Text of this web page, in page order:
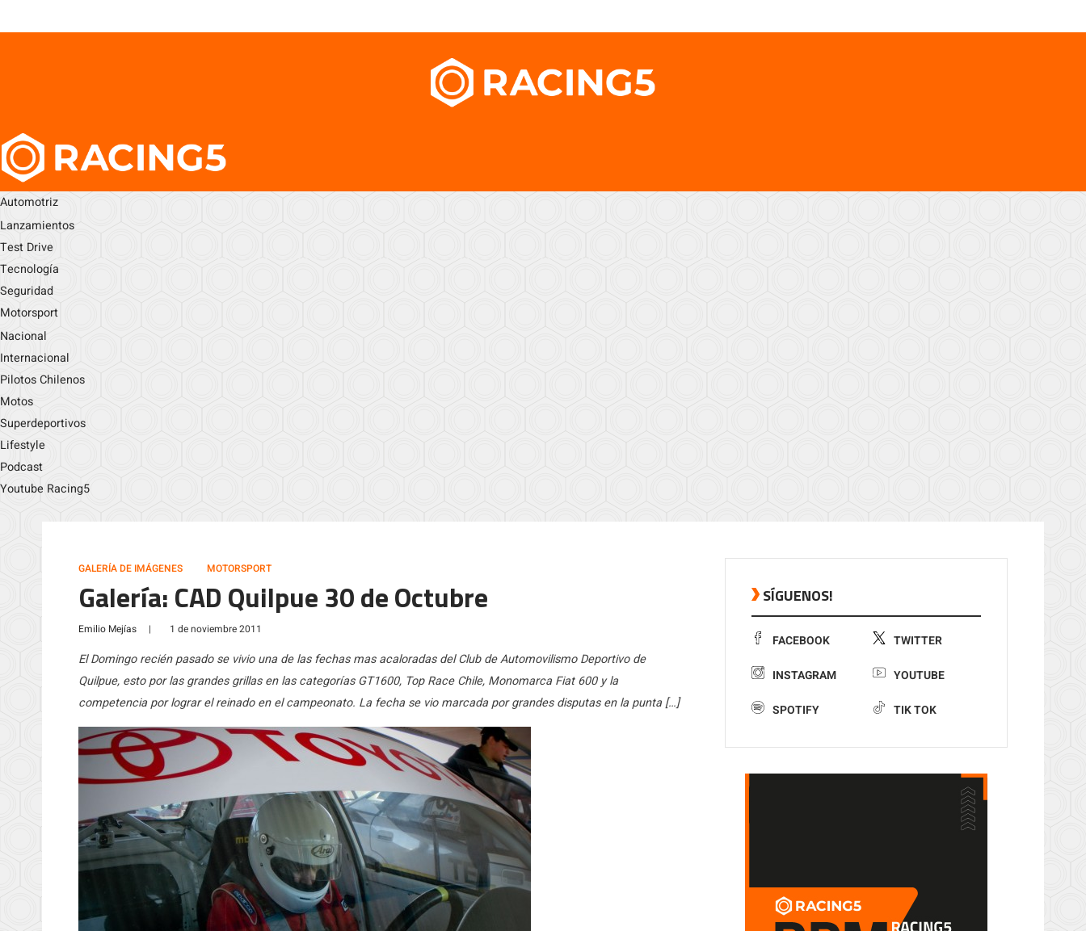
Automotriz
Lanzamientos
Test Drive
Tecnología
Seguridad
Motorsport
Nacional
Internacional
Pilotos Chilenos
Motos
Superdeportivos
Lifestyle
Podcast
Youtube Racing5
GALERÍA DE IMÁGENES MOTORSPORT
Galería: CAD Quilpue 30 de Octubre
Emilio Mejías | 1 de noviembre 2011
El Domingo recién pasado se vivio una de las fechas mas acaloradas del Club de Automovilismo Deportivo de
Quilpue, esto por las grandes grillas en las categorías GT1600, Top Race Chile, Monomarca Fiat 600 y la
competencia por lograr el reinado en el campeonato. La fecha se vio marcada por grandes disputas en la punta […]
SÍGUENOS!
FACEBOOK TWITTER
INSTAGRAM YOUTUBE
SPOTIFY TIK TOK